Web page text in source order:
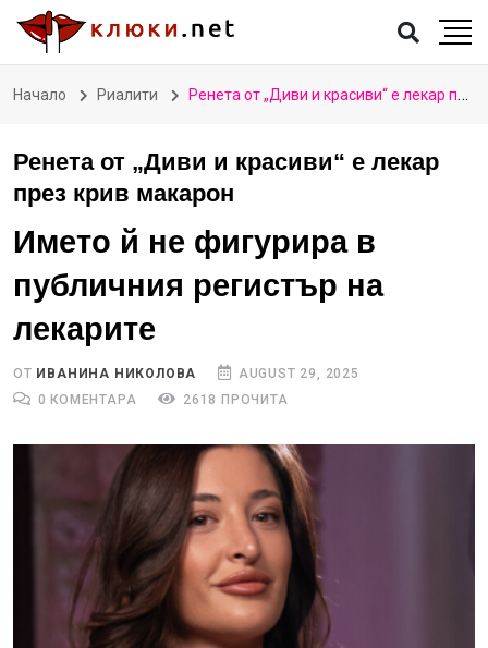
Начало Риалити Ренета от „Диви и красиви“ е лекар през крив макарон
Ренета от „Диви и красиви“ е лекар
през крив макарон
Името й не фигурира в
публичния регистър на
лекарите
ОТ ИВАНИНА НИКОЛОВА
AUGUST 29, 2025
0 КОМЕНТАРА
2618 ПРОЧИТА